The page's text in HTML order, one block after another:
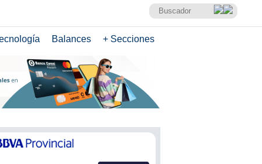
Balances + Secciones